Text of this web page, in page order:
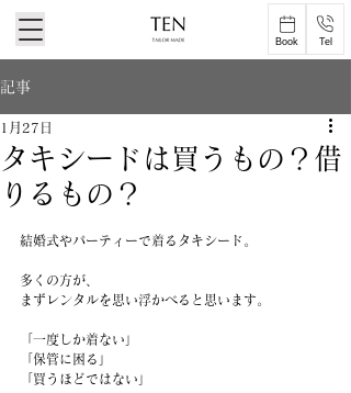
Book Tel
記事
タキシードは買うもの？借
りるもの？
1月27日
結婚式やパーティーで着るタキシード。
多くの方が、
まずレンタルを思い浮かべると思います。
「一度しか着ない」
「保管に困る」
「買うほどではない」